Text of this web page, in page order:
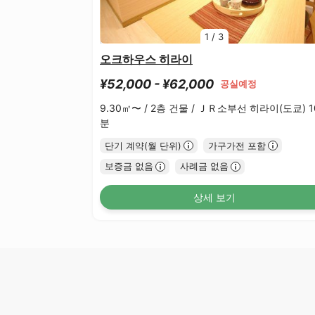
1 / 3
오크하우스 히라이
¥52,000 - ¥62,000 공실예정
9.30㎡〜 / 2층 건물 /
ＪＲ소부선 히라이(도쿄)
분
단기 계약(월 단위)
가구가전 포함
보증금 없음
사례금 없음
상세 보기